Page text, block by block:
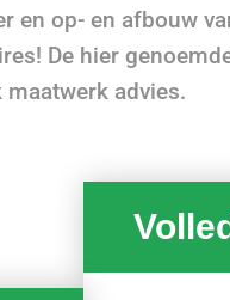
en op- en afbouw
De hier
advies.